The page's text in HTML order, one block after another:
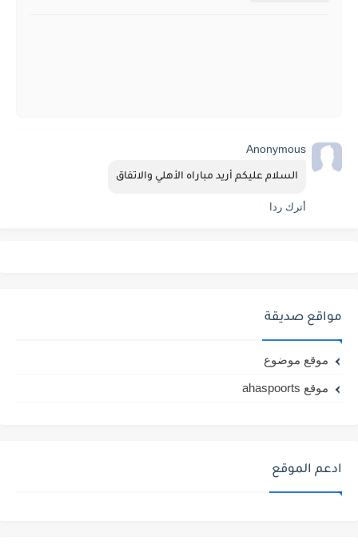
Anonymous
السلام عليكم أريد مباراه الأهلي والاتفاق
أترك ردا
مواقع صديقة
موقع موضوع
موقع ahaspoorts
ادعم الموقع